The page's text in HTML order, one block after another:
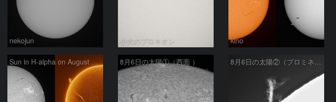
nekojun 小犬のプロキオン kino
Sun in H-alpha on August 6, 2026 8月6日の太陽①（西面 ） 8月6日の太陽②（プロミネン北東縁 ）